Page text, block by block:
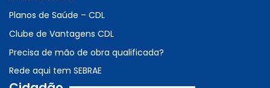
Planos de Saúde – CDL
Clube de Vantagens CDL
Precisa de mão de obra qualificada?
Rede aqui tem SEBRAE